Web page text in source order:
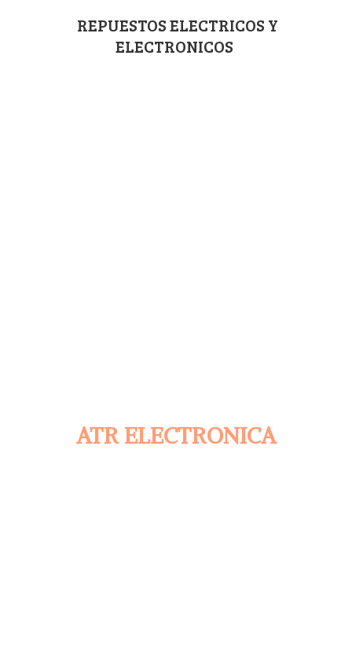
ATR ELECTRONICA
REPUESTOS ELECTRICOS Y
ELECTRONICOS